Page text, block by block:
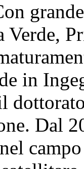
Verde,
in
Dal